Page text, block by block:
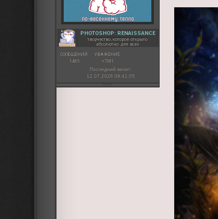
PHOTOSHOP: RENAISSANCE
творчество, которое открыто
абсолютно для всех
СООБЩЕНИЙ:
1485
УВАЖЕНИЕ:
+7381
Последний визит:
12.07.2026 09:41:05